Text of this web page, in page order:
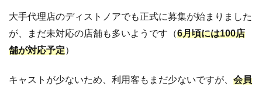
大手代理店のディストノアでも正式に募集が始まりました
が、まだ未対応の店舗も多いようです（6月頃には100店
舗が対応予定）
キャストが少ないため、利用客もまだ少ないですが、 会員